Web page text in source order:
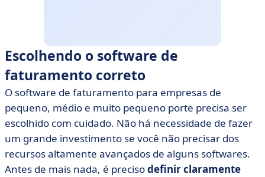
Escolhendo o software de
faturamento correto
O software de faturamento para empresas de
pequeno, médio e muito pequeno porte precisa ser
escolhido com cuidado. Não há necessidade de fazer
um grande investimento se você não precisar dos
recursos altamente avançados de alguns softwares.
Antes de mais nada, é precisodefinir claramente